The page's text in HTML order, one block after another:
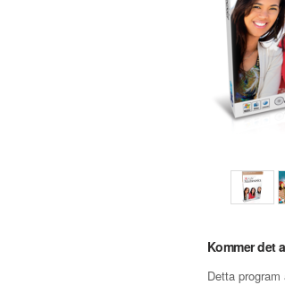
Kommer det
Detta